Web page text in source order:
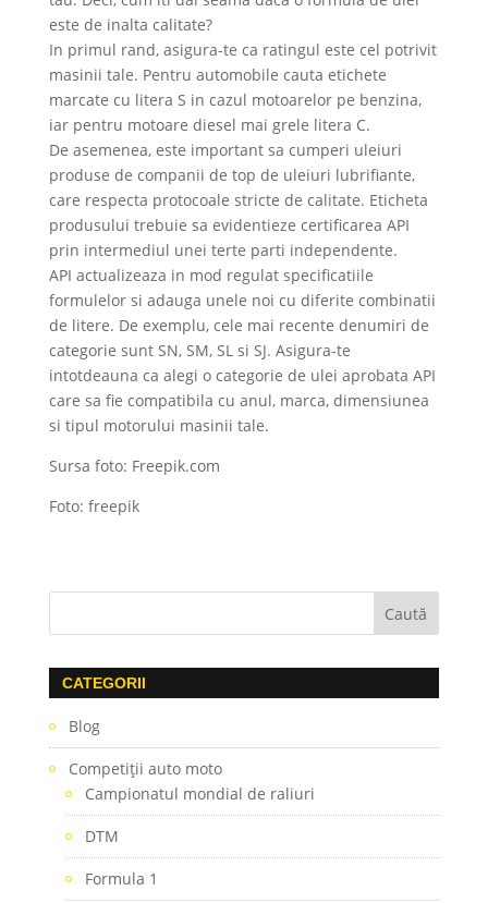
este de inalta calitate?
In primul rand, asigura-te ca ratingul este cel potrivit
masinii tale. Pentru automobile cauta etichete
marcate cu litera S in cazul motoarelor pe benzina,
iar pentru motoare diesel mai grele litera C.
De asemenea, este important sa cumperi uleiuri
produse de companii de top de uleiuri lubrifiante,
care respecta protocoale stricte de calitate. Eticheta
produsului trebuie sa evidentieze certificarea API
prin intermediul unei terte parti independente.
API actualizeaza in mod regulat specificatiile
formulelor si adauga unele noi cu diferite combinatii
de litere. De exemplu, cele mai recente denumiri de
categorie sunt SN, SM, SL si SJ. Asigura-te
intotdeauna ca alegi o categorie de ulei aprobata API
care sa fie compatibila cu anul, marca, dimensiunea
si tipul motorului masinii tale.
Sursa foto: Freepik.com
Foto: freepik
CATEGORII
Blog
Competiţii auto moto
Campionatul mondial de raliuri
DTM
Formula 1